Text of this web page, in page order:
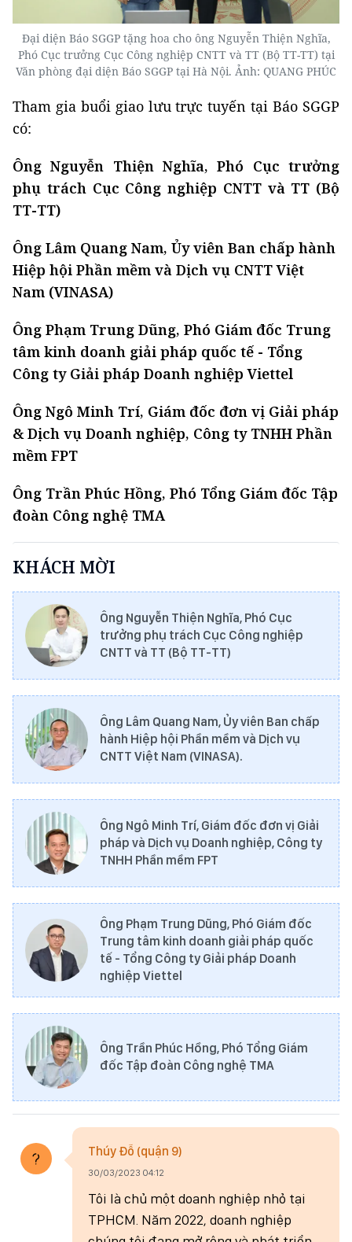
Đại diện Báo SGGP tặng hoa cho ông Nguyễn Thiện Nghĩa,
Phó Cục trưởng Cục Công nghiệp CNTT và TT (Bộ TT-TT) tại
Văn phòng đại diện Báo SGGP tại Hà Nội. Ảnh: QUANG PHÚC
Tham gia buổi giao lưu trực tuyến tại Báo SGGP
có:
Ông Nguyễn Thiện Nghĩa, Phó Cục trưởng
phụ trách Cục Công nghiệp CNTT và TT (Bộ
TT-TT)
Ông Lâm Quang Nam, Ủy viên Ban chấp hành
Hiệp hội Phần mềm và Dịch vụ CNTT Việt
Nam (VINASA)
Ông Phạm Trung Dũng, Phó Giám đốc Trung
tâm kinh doanh giải pháp quốc tế - Tổng
Công ty Giải pháp Doanh nghiệp Viettel
Ông Ngô Minh Trí, Giám đốc đơn vị Giải pháp
& Dịch vụ Doanh nghiệp, Công ty TNHH Phần
mềm FPT
Ông Trần Phúc Hồng, Phó Tổng Giám đốc Tập
đoàn Công nghệ TMA
KHÁCH MỜI
Ông Nguyễn Thiện Nghĩa, Phó Cục
trưởng phụ trách Cục Công nghiệp
CNTT và TT (Bộ TT-TT)
Ông Lâm Quang Nam, Ủy viên Ban chấp
hành Hiệp hội Phần mềm và Dịch vụ
CNTT Việt Nam (VINASA).
Ông Ngô Minh Trí, Giám đốc đơn vị Giải
pháp và Dịch vụ Doanh nghiệp, Công ty
TNHH Phần mềm FPT
Ông Phạm Trung Dũng, Phó Giám đốc
Trung tâm kinh doanh giải pháp quốc
tế - Tổng Công ty Giải pháp Doanh
nghiệp Viettel
Ông Trần Phúc Hồng, Phó Tổng Giám
đốc Tập đoàn Công nghệ TMA
Thúy Đỗ (quận 9)
30/03/2023 04:12
Tôi là chủ một doanh nghiệp nhỏ tại
TPHCM. Năm 2022, doanh nghiệp